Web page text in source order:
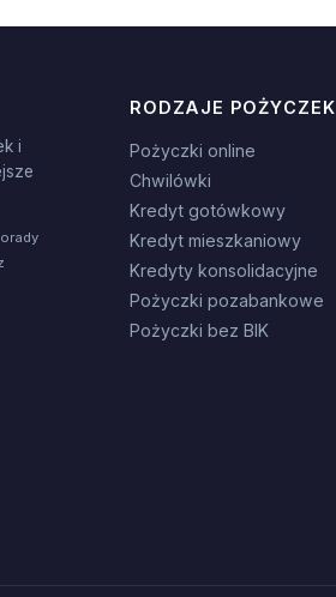
i
RODZAJE POŻYCZEK
Pożyczki online
Chwilówki
Kredyt gotówkowy
Kredyt mieszkaniowy
Kredyty konsolidacyjne
Pożyczki pozabankowe
Pożyczki bez BIK